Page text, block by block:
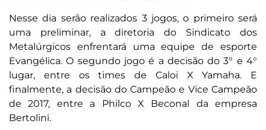
Nesse dia serão realizados 3 jogos, o primeiro será
uma preliminar, a diretoria do Sindicato dos
Metalúrgicos enfrentará uma equipe de esporte
Evangélica. O segundo jogo é a decisão do 3° e 4°
lugar, entre os times de Caloi X Yamaha. E
finalmente, a decisão do Campeão e Vice Campeão
de 2017, entre a Philco X Beconal da empresa
Bertolini.